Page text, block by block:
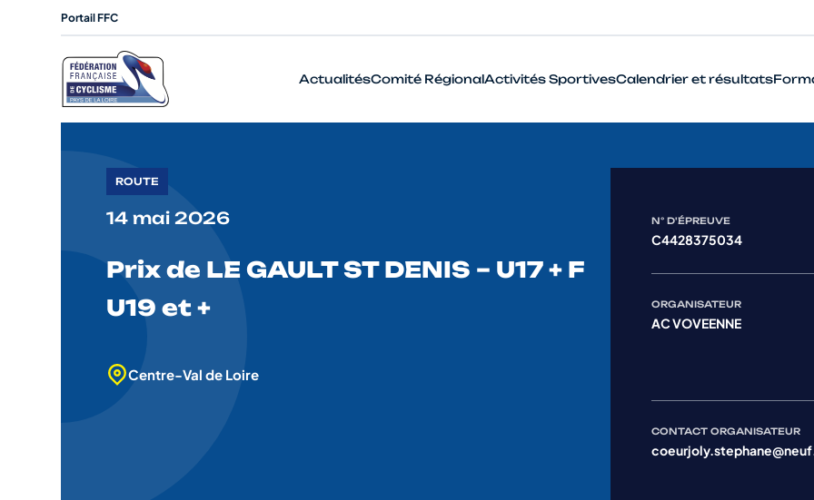
Portail FFC
ActualitésComité RégionalActivités Sportives
VTT
Que signifie le terme Haut Niveau en cyclisme ?
Calendrier et résultats
ROUTE
14 mai 2026
Prix de LE GAULT ST DENIS – U17 + F
U19 et +
Centre-Val de Loire
N° D'ÉPREUVE
C4428375034
ORGANISATEUR
AC VOVEENNE
CONTACT ORGANISATEUR